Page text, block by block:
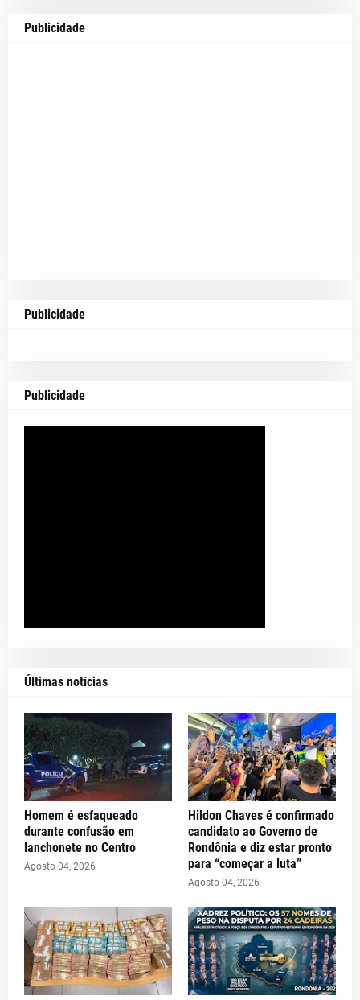
Publicidade
Publicidade
Publicidade
Últimas notícias
Homem é esfaqueado
durante confusão em
lanchonete no Centro
Agosto 04, 2026
Hildon Chaves é confirmado
candidato ao Governo de
Rondônia e diz estar pronto
para “começar a luta”
Agosto 04, 2026